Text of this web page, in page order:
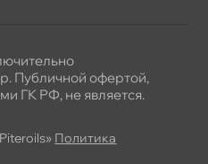
Политика
Публичной офертой,
ГК РФ, не является.